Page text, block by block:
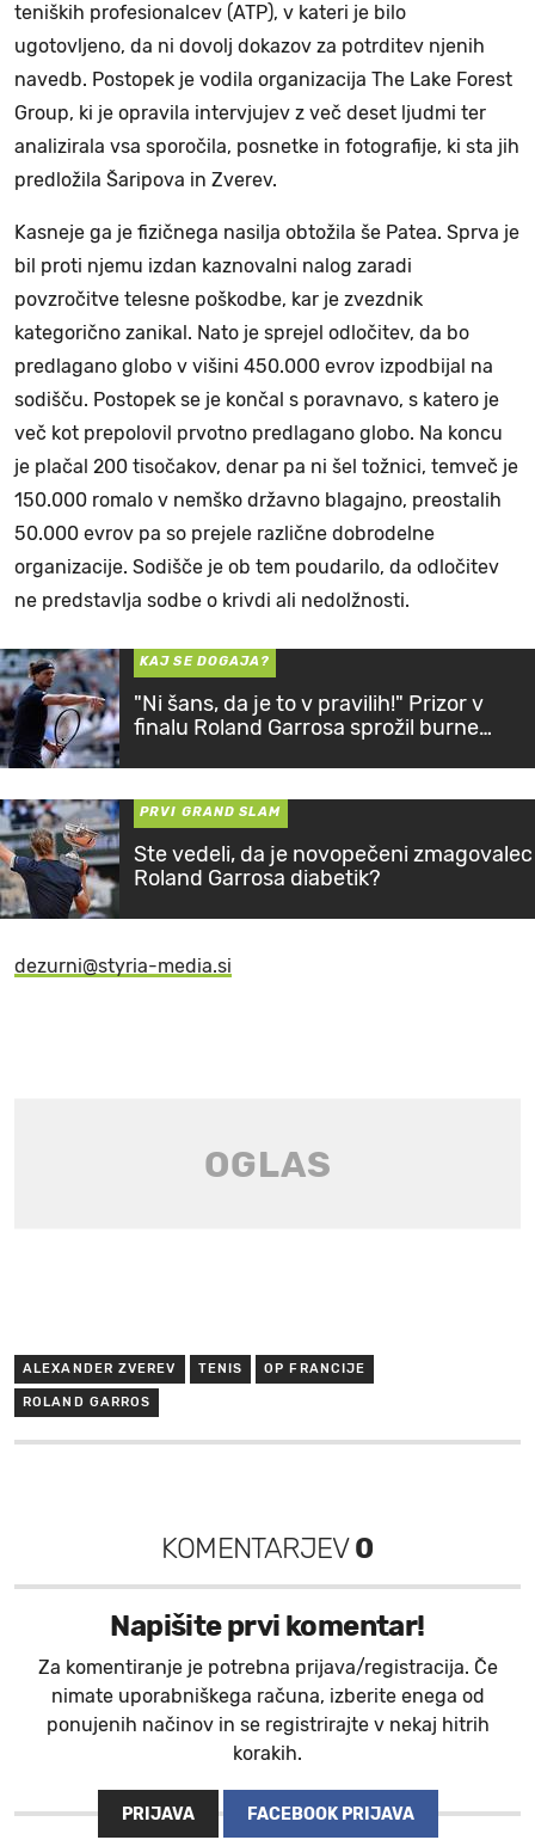
teniških profesionalcev (ATP), v kateri je bilo
ugotovljeno, da ni dovolj dokazov za potrditev njenih
navedb. Postopek je vodila organizacija The Lake Forest
Group, ki je opravila intervjujev z več deset ljudmi ter
analizirala vsa sporočila, posnetke in fotografije, ki sta jih
predložila Šaripova in Zverev.
Kasneje ga je fizičnega nasilja obtožila še Patea. Sprva je
bil proti njemu izdan kaznovalni nalog zaradi
povzročitve telesne poškodbe, kar je zvezdnik
kategorično zanikal. Nato je sprejel odločitev, da bo
predlagano globo v višini 450.000 evrov izpodbijal na
sodišču. Postopek se je končal s poravnavo, s katero je
več kot prepolovil prvotno predlagano globo. Na koncu
je plačal 200 tisočakov, denar pa ni šel tožnici, temveč je
150.000 romalo v nemško državno blagajno, preostalih
50.000 evrov pa so prejele različne dobrodelne
organizacije. Sodišče je ob tem poudarilo, da odločitev
ne predstavlja sodbe o krivdi ali nedolžnosti.
KAJ SE DOGAJA?
"Ni šans, da je to v pravilih!" Prizor v
finalu Roland Garrosa sprožil burne
PRVI GRAND SLAM
Ste vedeli, da je novopečeni zmagovalec
Roland Garrosa diabetik?
dezurni@styria-media.si
ALEXANDER ZVEREV TENIS OP FRANCIJE
ROLAND GARROS
KOMENTARJEV0
Napišite prvi komentar!
Za komentiranje je potrebna prijava/registracija. Če
nimate uporabniškega računa, izberite enega od
ponujenih načinov in se registrirajte v nekaj hitrih
korakih.
PRIJAVA FACEBOOK PRIJAVA